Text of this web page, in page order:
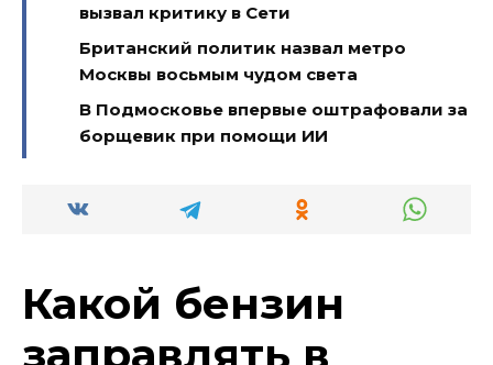
вызвал критику в Сети
Британский политик назвал метро
Москвы восьмым чудом света
В Подмосковье впервые оштрафовали за
борщевик при помощи ИИ
Какой бензин
заправлять в